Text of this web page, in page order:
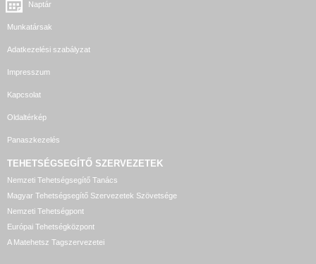
Naptár
Munkatársak
Adatkezelési szabályzat
Impresszum
Kapcsolat
Oldaltérkép
Panaszkezelés
TEHETSÉGSEGÍTŐ SZERVEZETEK
Nemzeti Tehetségsegítő Tanács
Magyar Tehetségsegítő Szervezetek Szövetsége
Nemzeti Tehetségpont
Európai Tehetségközpont
A Matehetsz Tagszervezetei